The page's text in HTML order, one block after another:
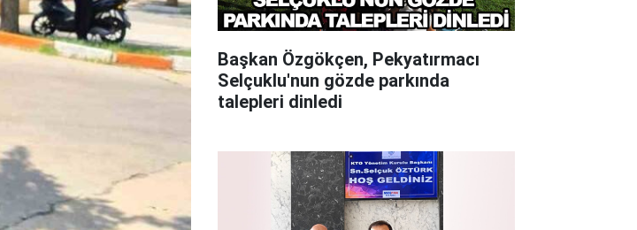
Başkan Özgökçen, Pekyatırmacı
Selçuklu'nun gözde parkında
talepleri dinledi